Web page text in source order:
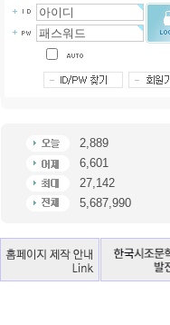
2,889
6,601
27,142
5,687,990